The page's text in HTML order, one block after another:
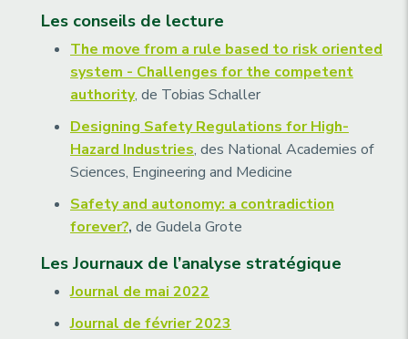
Les conseils de lecture
The move from a rule based to risk oriented
system - Challenges for the competent
authority, de Tobias Schaller
Designing Safety Regulations for High-
Hazard Industries, des National Academies of
Sciences, Engineering and Medicine
Safety and autonomy: a contradiction
forever?, de Gudela Grote
Les Journaux de l’analyse stratégique
Journal de mai 2022
Journal de février 2023